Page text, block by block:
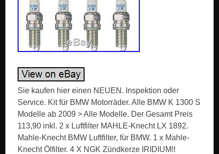
Sie kaufen hier einen NEUEN. Inspektion oder
Service. Kit für BMW Motorräder. Alle BMW K 1300 S
Modelle ab 2009 > Alle Modelle. Der Gesamt Preis
113,90 inkl. 2 x Luftfilter MAHLE-Knecht LX 1892.
Mahle-Knecht BMW Luftfilter, für BMW. 1 x Mahle-
Knecht Ölfilter. 4 X NGK Zündkerze IRIDIUM!!